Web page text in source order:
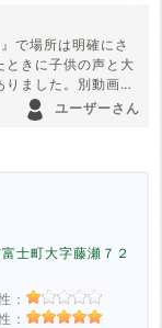
で場所は明確にさ
ときに子供の声と大
ました。別動画で
が、そのとき場所の
れを聞いたチャン
憑性に欠けます
ユーザーさん
士町大字藤瀬７２
：
：